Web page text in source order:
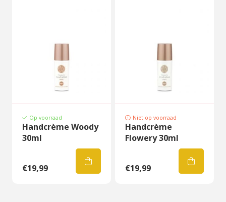
Op voorraad
Handcrème Woody
30ml
€19,99
Niet op voorraad
Handcrème
Flowery 30ml
€19,99